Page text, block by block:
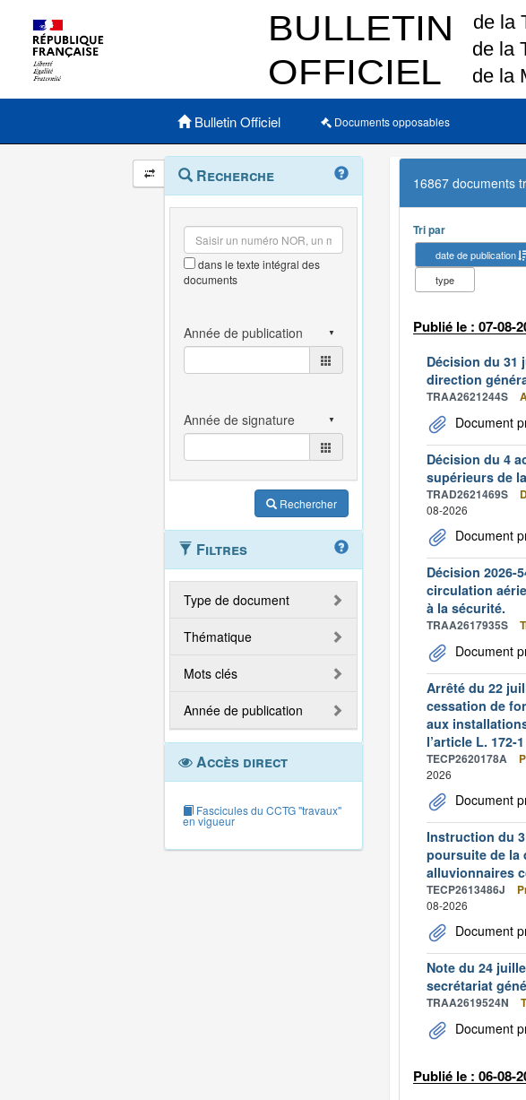
Menu principal
Bulletin Officiel Documents opposables
Navigation
et
outils
annexes
Menu
contextuel
Recherche
dans le texte intégral des
documents
Rechercher
Filtres
Type de document
Thématique
Mots clés
Année de publication
Accès direct
Fascicules du CCTG "travaux"
en vigueur
16867 documents
Tri par
date de publication
type
Publié le : 07-08-
Décision du 31
direction
TRAA2621244S
Document
Décision du 4
supérieurs de
TRAD2621469S
08-2026
Document
Décision 2026-
circulation
à la sécurité.
TRAA2617935S
Document
Arrêté du 22
cessation de
aux
l’article L. 172-
TECP2620178A
2026
Document
Instruction du
poursuite de la
alluvionnaires
TECP2613486J
08-2026
Document
Note du 24
secrétariat
TRAA2619524N
Document
Publié le : 06-08-